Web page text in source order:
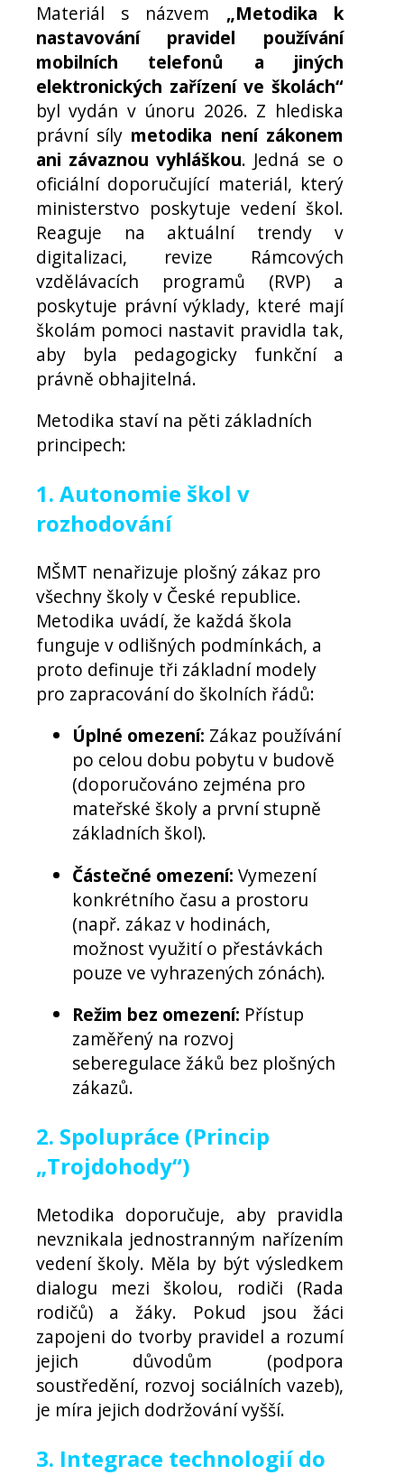
Materiál s názvem „Metodika k
nastavování pravidel používání
mobilních telefonů a jiných
elektronických zařízení ve školách“
byl vydán v únoru 2026. Z hlediska
právní síly metodika není zákonem
ani závaznou vyhláškou. Jedná se o
oficiální doporučující materiál, který
ministerstvo poskytuje vedení škol.
Reaguje na aktuální trendy v
digitalizaci, revize Rámcových
vzdělávacích programů (RVP) a
poskytuje právní výklady, které mají
školám pomoci nastavit pravidla tak,
aby byla pedagogicky funkční a
právně obhajitelná.
Metodika staví na pěti základních
principech:
1. Autonomie škol v
rozhodování
MŠMT nenařizuje plošný zákaz pro
všechny školy v České republice.
Metodika uvádí, že každá škola
funguje v odlišných podmínkách, a
proto definuje tři základní modely
pro zapracování do školních řádů:
Úplné omezení: Zákaz používání
po celou dobu pobytu v budově
(doporučováno zejména pro
mateřské školy a první stupně
základních škol).
Částečné omezení: Vymezení
konkrétního času a prostoru
(např. zákaz v hodinách,
možnost využití o přestávkách
pouze ve vyhrazených zónách).
Režim bez omezení: Přístup
zaměřený na rozvoj
seberegulace žáků bez plošných
zákazů.
2. Spolupráce (Princip
„Trojdohody“)
Metodika doporučuje, aby pravidla
nevznikala jednostranným nařízením
vedení školy. Měla by být výsledkem
dialogu mezi školou, rodiči (Rada
rodičů) a žáky. Pokud jsou žáci
zapojeni do tvorby pravidel a rozumí
jejich důvodům (podpora
soustředění, rozvoj sociálních vazeb),
je míra jejich dodržování vyšší.
3. Integrace technologií do